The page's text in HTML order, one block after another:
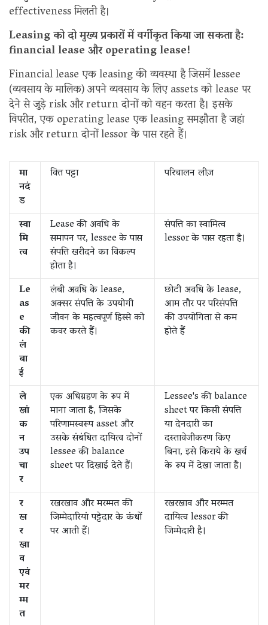
effectiveness मिलती है।
Leasing को दो मुख्य प्रकारों में वर्गीकृत किया जा सकता है:
financial lease और operating lease!
Financial lease एक leasing की व्यवस्था है जिसमें lessee
(व्यवसाय के मालिक) अपने व्यवसाय के लिए assets को lease पर
देने से जुड़े risk और return दोनों को वहन करता है। इसके
विपरीत, एक operating lease एक leasing समझौता है जहां
risk और return दोनों lessor के पास रहते हैं।
मा
नदं
ड
वित्त पट्टा परिचालन लीज़
स्वा
मि
त्व
Lease की अवधि के
समापन पर, lessee के पास
संपत्ति खरीदने का विकल्प
होता है।
संपत्ति का स्वामित्व
lessor के पास रहता है।
Le
as
e
की
लं
बा
ई
लंबी अवधि के lease,
अक्सर संपत्ति के उपयोगी
जीवन के महत्वपूर्ण हिस्से को
कवर करते हैं।
छोटी अवधि के lease,
आम तौर पर परिसंपत्ति
की उपयोगिता से कम
होते हैं
ले
खां
क
न
उप
चा
र
एक अधिग्रहण के रूप में
माना जाता है, जिसके
परिणामस्वरूप asset और
उसके संबंधित दायित्व दोनों
lessee की balance
sheet पर दिखाई देते हैं।
Lessee's की balance
sheet पर किसी संपत्ति
या देनदारी का
दस्तावेजीकरण किए
बिना, इसे किराये के खर्च
के रूप में देखा जाता है।
र
ख
र
खा
व
एवं
मर
म्म
त
रखरखाव और मरम्मत की
जिम्मेदारियां पट्टेदार के कंधों
पर आती हैं।
रखरखाव और मरम्मत
दायित्व lessor की
जिम्मेदारी है।